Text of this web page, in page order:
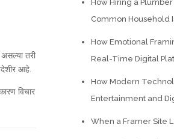
तरी
आहे.
विचार
How Hiring a
Common Household
How Emotional
Real-Time Digital
How Modern
Entertainment and
When a Framer Site